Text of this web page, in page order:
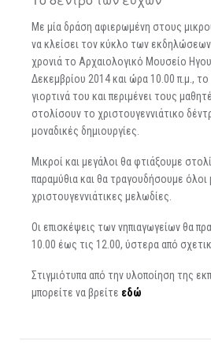
Με μία δράση αφιερωμένη στους
να κλείσει τον κύκλο των
χρονιά το Αρχαιολογικό Μουσείο
Δεκεμβρίου 2014 και ώρα 10.00 π.μ.,
γιορτινά του και περιμένει τους
στολίσουν το χριστουγεννιάτικο
μοναδικές δημιουργίες.
Μικροί και μεγάλοι θα φτιάξουμε
παραμύθια και θα τραγουδήσουμε όλοι
χριστουγεννιάτικες μελωδίες.
Οι επισκέψεις των νηπιαγωγείων θα
10.00 έως τις 12.00, ύστερα από
Στιγμιότυπα από την υλοποίηση της
μπορείτε να βρείτε εδώ